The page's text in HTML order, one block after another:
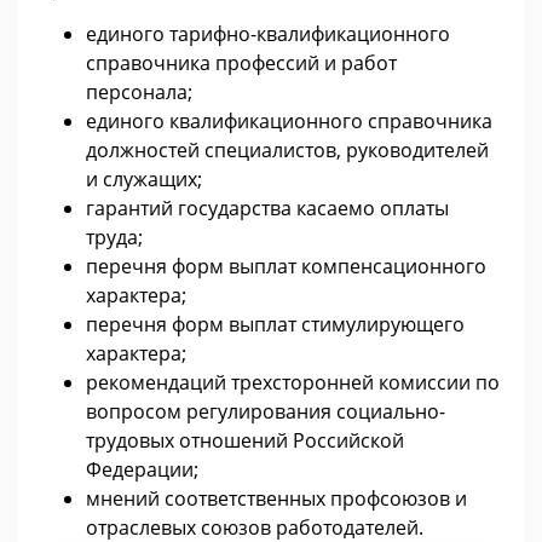
единого тарифно-квалификационного
справочника профессий и работ
персонала;
единого квалификационного справочника
должностей специалистов, руководителей
и служащих;
гарантий государства касаемо оплаты
труда;
перечня форм выплат компенсационного
характера;
перечня форм выплат стимулирующего
характера;
рекомендаций трехсторонней комиссии по
вопросом регулирования социально-
трудовых отношений Российской
Федерации;
мнений соответственных профсоюзов и
отраслевых союзов работодателей.